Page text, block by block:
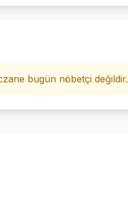
bugün nöbetçi değildir.